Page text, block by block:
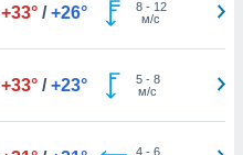
+33° / +26° 8- 12
м/с
+33° / +23° 5- 8
м/с
4- 6